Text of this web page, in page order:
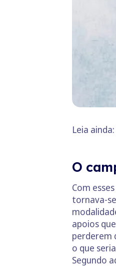
Leia ainda:
O
Com
tornava-
apoios
perderem
o que
Segundo